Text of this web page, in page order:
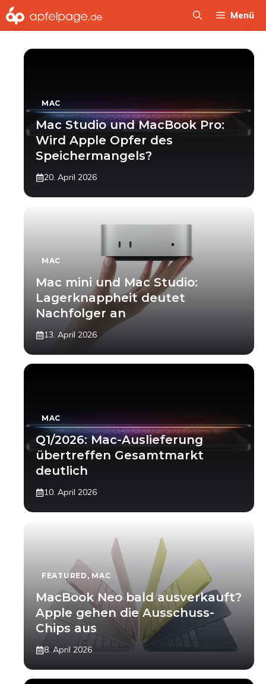
Zum
Inhalt
Menü
MAC
Mac Studio und MacBook Pro:
Wird Apple Opfer des
Speichermangels?
20. April 2026
MAC
Mac mini und Mac Studio:
Lagerknappheit deutet
Nachfolger an
13. April 2026
MAC
Q1/2026: Mac-Auslieferung
übertreffen Gesamtmarkt
deutlich
10. April 2026
FEATURED , MAC
MacBook Neo bald ausverkauft?
Apple gehen die Ausschuss-
Chips aus
8. April 2026